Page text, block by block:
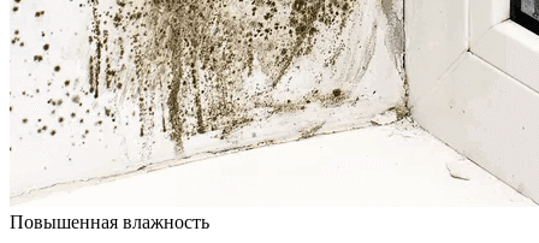
Повышенная влажность